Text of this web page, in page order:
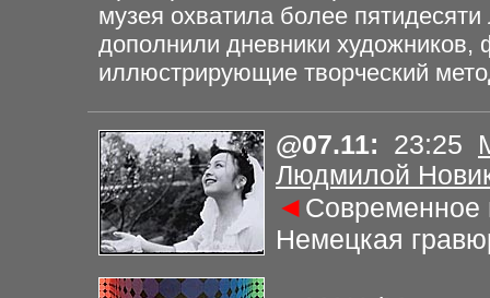
музея охватила более
дополнили дневники
иллюстрирующие творческий
@07.11: 23:25
Людмилой
◄ Современное
Немецкая